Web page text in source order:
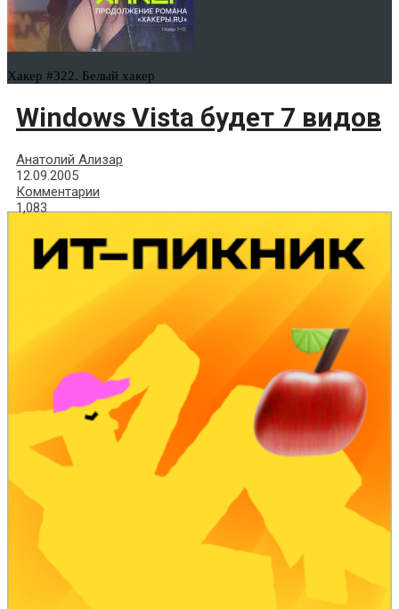
Хакер #322. Белый хакер
Windows Vista будет 7 видов
Анатолий Ализар
12.09.2005
Комментарии
1,083